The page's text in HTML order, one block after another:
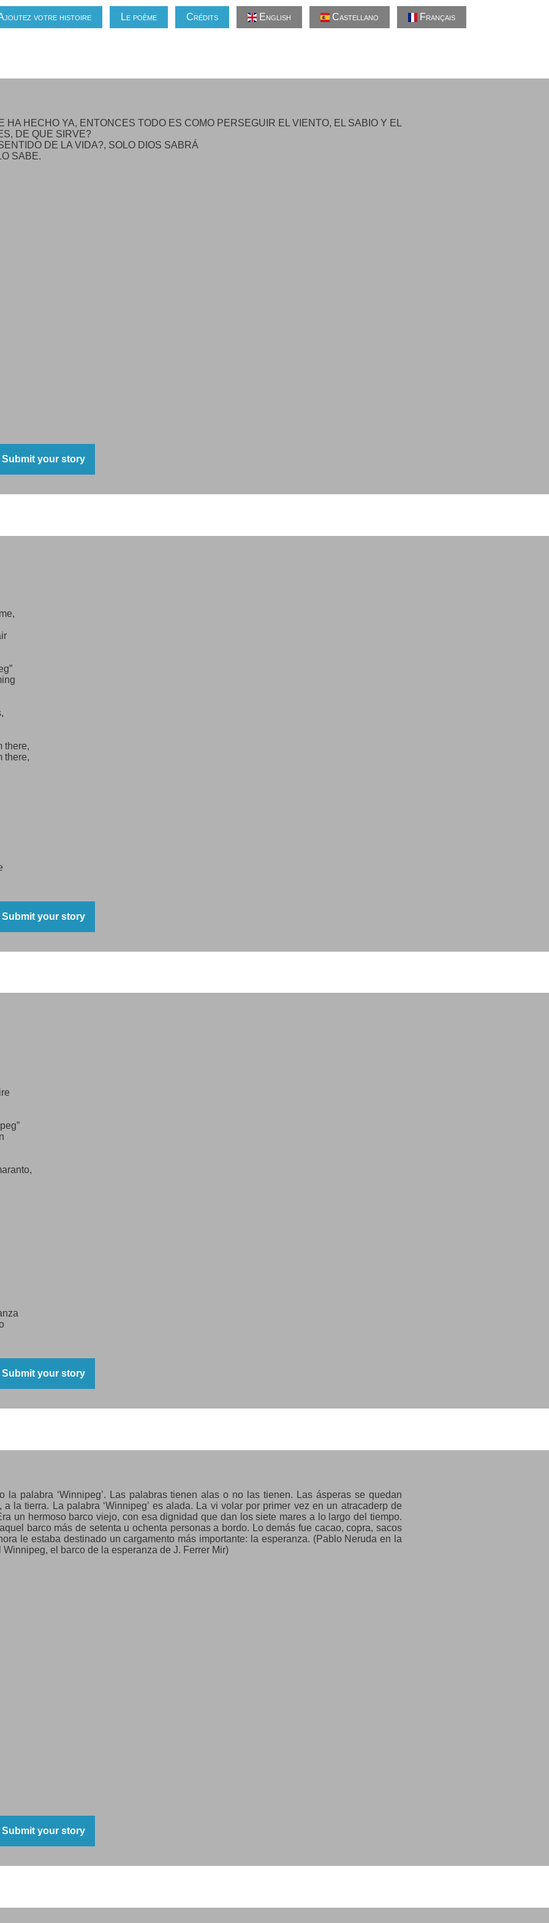
votre histoire Le poème Crédits English Castellano Français
HA HECHO YA, ENTONCES TODO ES COMO PERSEGUIR EL VIENTO, EL SABIO Y EL
DE QUE SIRVE?
DE LA VIDA?, SOLO DIOS SABRÁ
SABE.
Submit your story
there,
there,
mason,
Submit your story
Submit your story
la palabra ‘Winnipeg’. Las palabras tienen alas o no las tienen. Las ásperas se quedan
la tierra. La palabra ‘Winnipeg’ es alada. La vi volar por primer vez en un atracaderp de
un hermoso barco viejo, con esa dignidad que dan los siete mares a lo largo del tiempo.
barco más de setenta u ochenta personas a bordo. Lo demás fue cacao, copra, sacos
le estaba destinado un cargamento más importante: la esperanza. (Pablo Neruda en la
el barco de la esperanza de J. Ferrer Mir)
Submit your story